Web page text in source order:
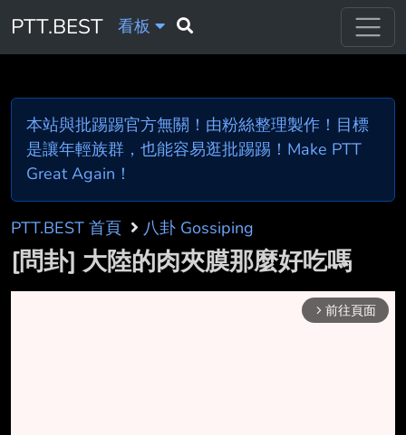
PTT.BEST 看板
本站與批踢踢官方無關！由粉絲整理製作！目標
是讓年輕族群，也能容易逛批踢踢！Make PTT
Great Again！
PTT.BEST 首頁 八卦 Gossiping
[問卦] 大陸的肉夾膜那麼好吃嗎
arrow_forward_ios 前往頁面